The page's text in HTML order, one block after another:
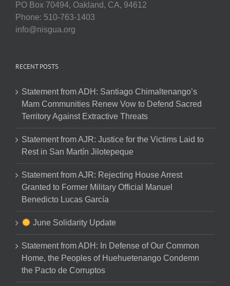
PO Box 70494, Oakland, CA, 94612
Phone: 510-763-1403
info@nisgua.org
RECENT POSTS
Statement from ADH: Santiago Chimaltenango’s
Mam Communities Renew Vow to Defend Sacred
Territory Against Extractive Threats
Statement from AJR: Justice for the Victims Laid to
Rest in San Martín Jilotepeque
Statement from AJR: Rejecting House Arrest
Granted to Former Military Official Manuel
Benedicto Lucas García
June Solidarity Update
Statement from ADH: In Defense of Our Common
Home, the Peoples of Huehuetenango Condemn
the Pacto de Corruptos